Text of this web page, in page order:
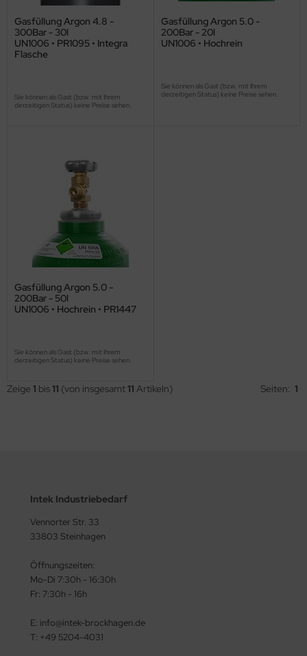
Gasfüllung Argon 4.8 -
300Bar - 30l
UN1006 • PR1095 • Integra
Flasche
Sie können als Gast (bzw. mit Ihrem
derzeitigen Status) keine Preise sehen.
Gasfüllung Argon 5.0 -
200Bar - 20l
UN1006 • Hochrein
Sie können als Gast (bzw. mit Ihrem
derzeitigen Status) keine Preise sehen.
Gasfüllung Argon 5.0 -
200Bar - 50l
UN1006 • Hochrein • PR1447
Sie können als Gast (bzw. mit Ihrem
derzeitigen Status) keine Preise sehen.
Zeige 1 bis11 (von insgesamt11 Artikeln) Seiten: 1
Intek Industriebedarf
Vennorter Str. 33
33803 Steinhagen
Öffnungszeiten:
Mo-Di 7:30h - 16:30h
Fr: 7:30h - 16h
E: info@intek-brockhagen.de
T: +49 5204-4031